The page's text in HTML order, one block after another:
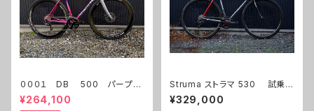
０００１ DB 500 パープ
ル/ピンク グラデーション 試
乗車
¥264,100
Struma ストラマ 530 試乗車
（ホイール別）
¥329,000